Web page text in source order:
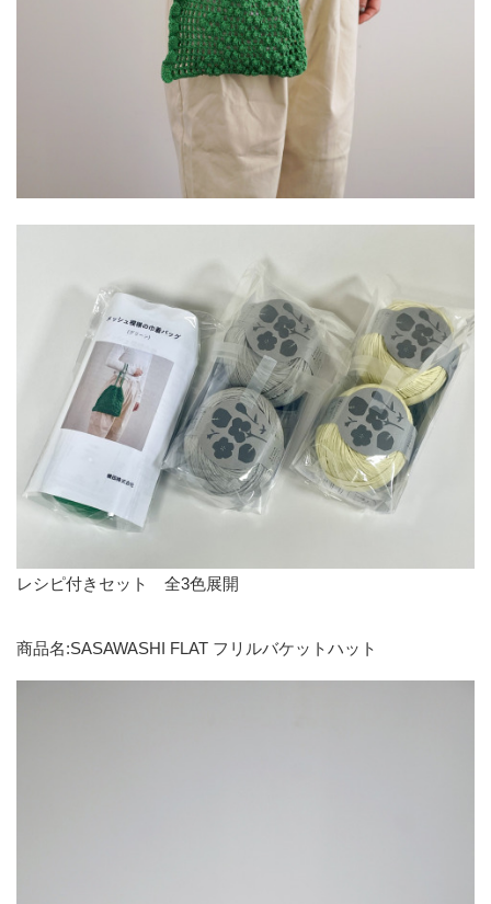
レシピ付きセット 全3色展開
商品名:SASAWASHI FLAT フリルバケットハット